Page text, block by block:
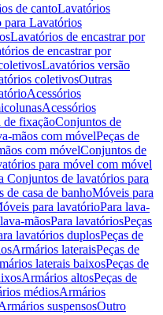
de cantoLavatórios
para Lavatórios
Lavatórios de encastrar por
de encastrar por
Lavatórios versão
coletivosOutras
Acessórios
Acessórios
de fixaçãoConjuntos de
mãos com móvelPeças de
com móvelConjuntos de
para móvel com móvel
Conjuntos de lavatórios para
de casa de banhoMóveis para
para lavatórioPara lava-
mãosPara lavatóriosPeças
lavatórios duplosPeças de
Armários lateraisPeças de
laterais baixosPeças de
Armários altosPeças de
médiosArmários
suspensosOutro